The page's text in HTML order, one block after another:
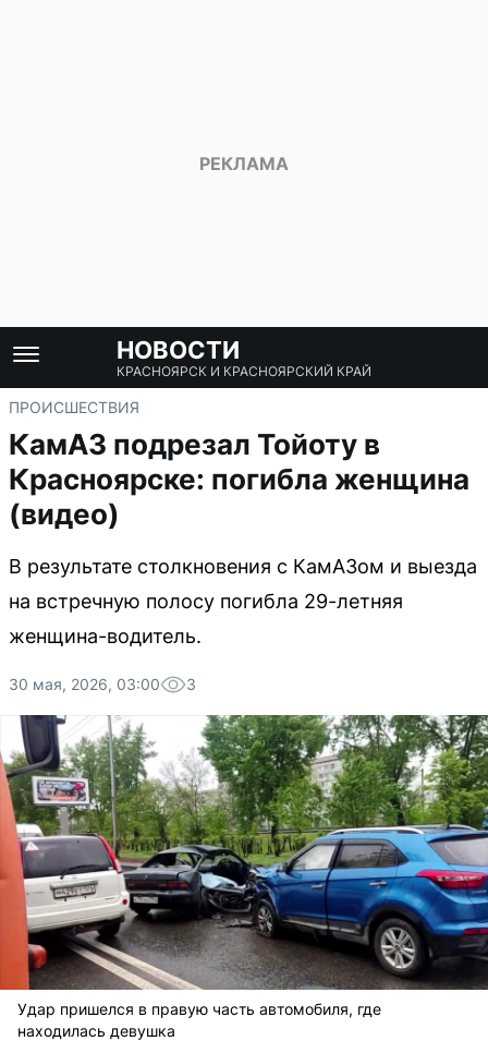
НОВОСТИ
КРАСНОЯРСК И КРАСНОЯРСКИЙ КРАЙ
ПРОИСШЕСТВИЯ
КамАЗ подрезал Тойоту в
Красноярске: погибла женщина
(видео)
В результате столкновения с КамАЗом и выезда
на встречную полосу погибла 29-летняя
женщина-водитель.
30 мая, 2026, 03:00 3
Удар пришелся в правую часть автомобиля, где
находилась девушка